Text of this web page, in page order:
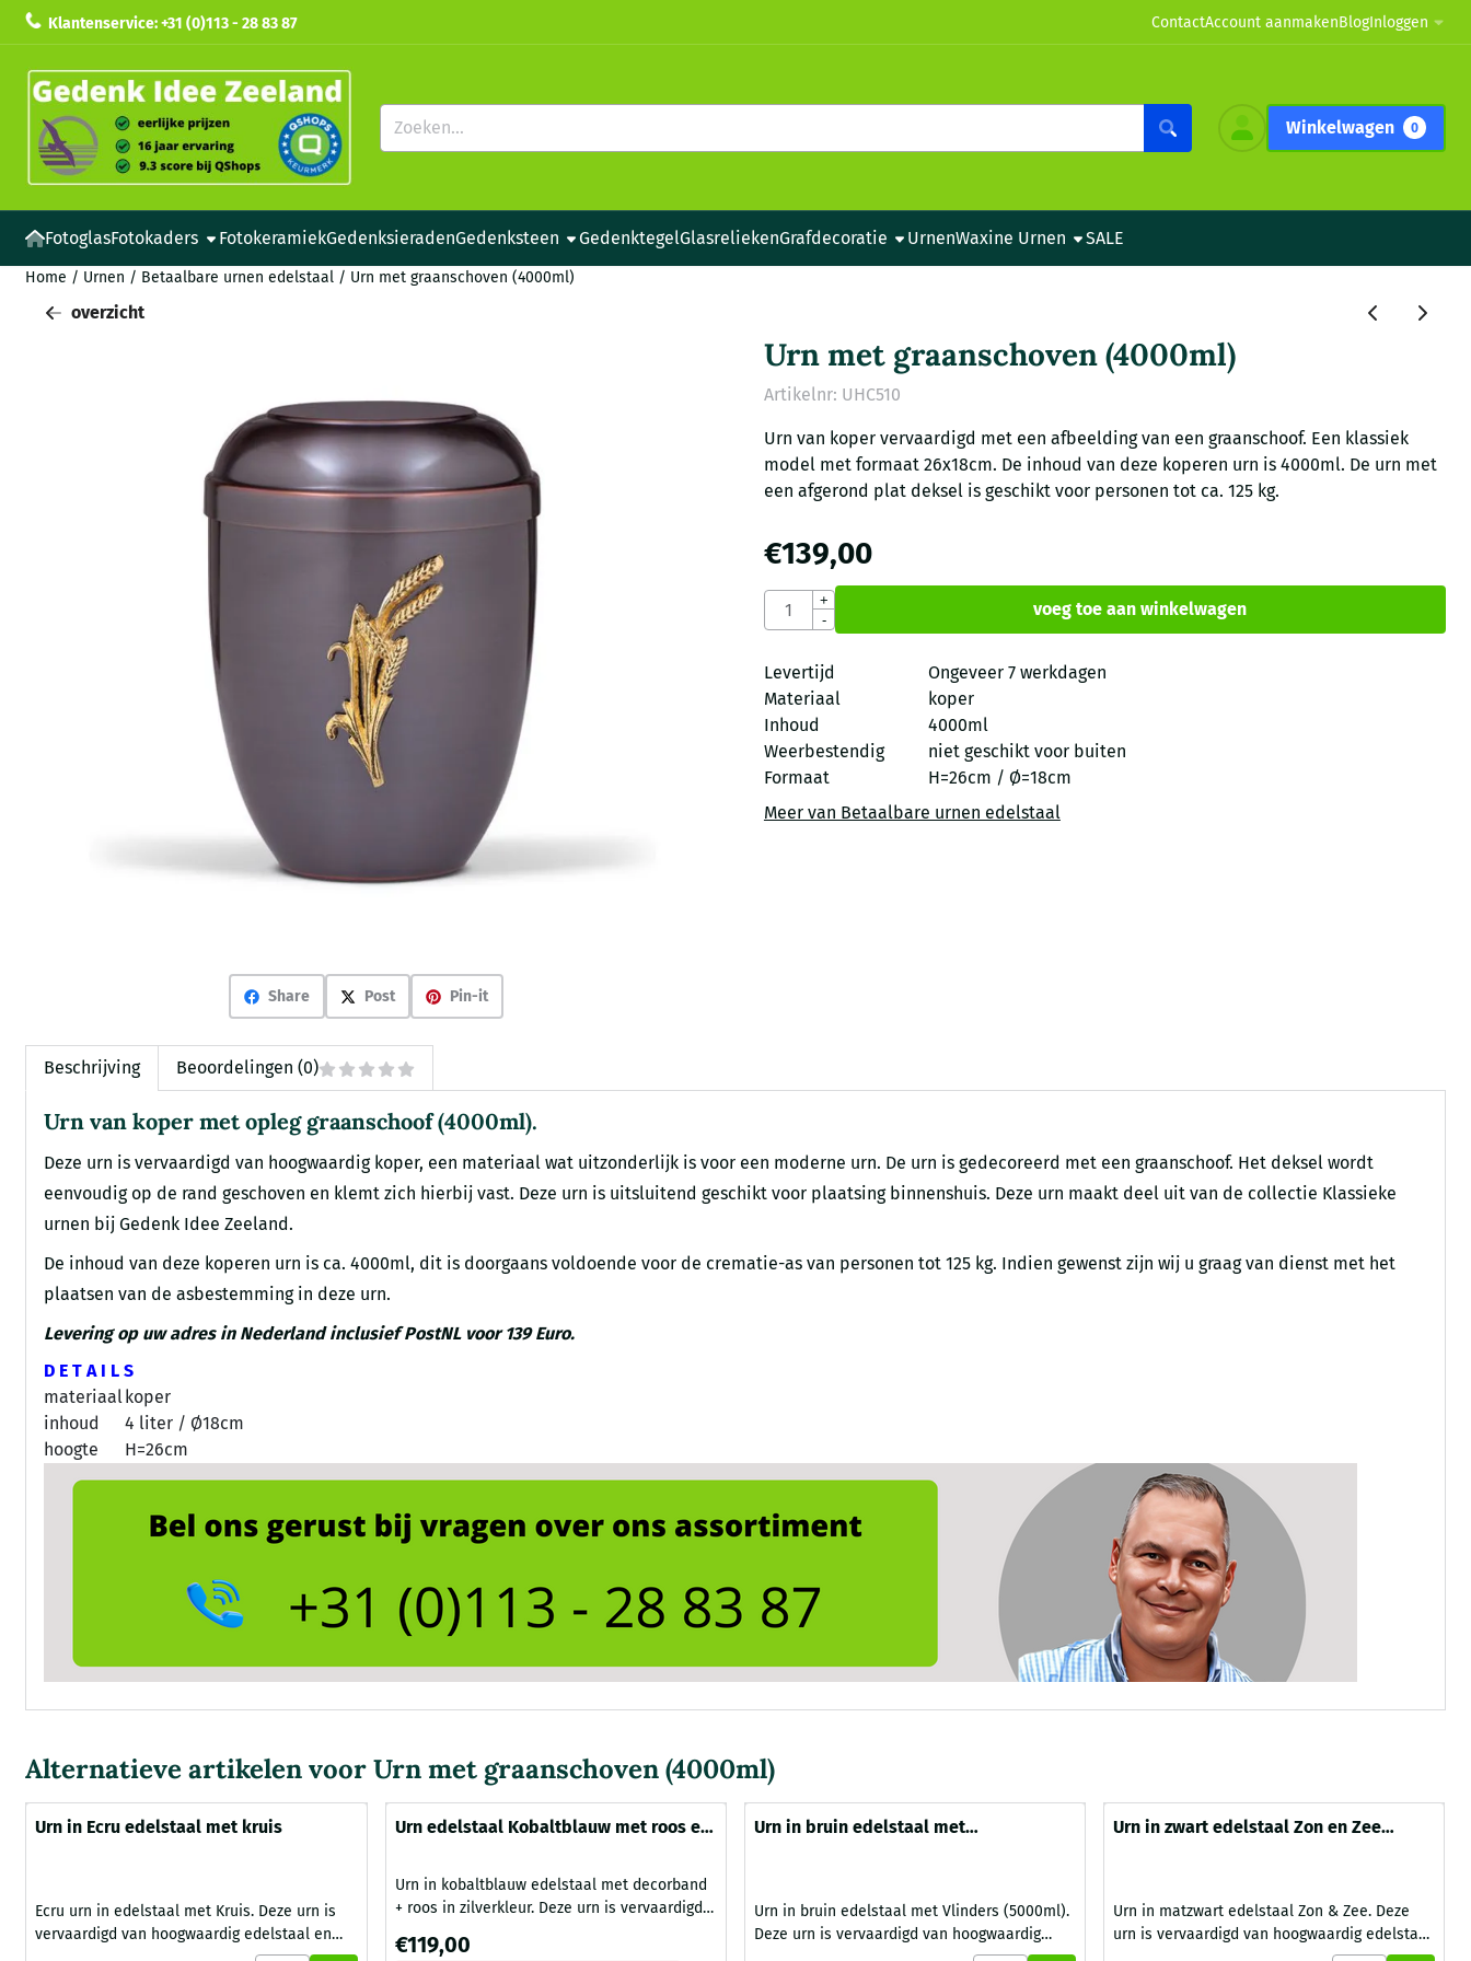
Cookievoorkeuren zijn beschikbaar. Kies instellingen of sta alle cookies toe.
Klantenservice: +31 (0)113 - 28 83 87 ContactAccount aanmakenBlogInloggen
Zoeken
Winkelwagen 0
FotoglasFotokaders FotokeramiekGedenksieradenGedenksteen GedenktegelGlasreliekenGrafdecoratie UrnenWaxine Urnen SALE
Home / Urnen / Betaalbare urnen edelstaal / Urn met graanschoven (4000ml)
overzicht
Share Post Pin-it
Urn met graanschoven (4000ml)
Artikelnr: UHC510
Urn van koper vervaardigd met een afbeelding van een graanschoof. Een klassiek
model met formaat 26x18cm. De inhoud van deze koperen urn is 4000ml. De urn met
een afgerond plat deksel is geschikt voor personen tot ca. 125 kg.
€139,00
Aantal
+
-
voeg toe aan winkelwagen
Levertijd
Ongeveer 7 werkdagen
Materiaal
koper
Inhoud
4000ml
Weerbestendig
niet geschikt voor buiten
Formaat
H=26cm / Ø=18cm
Meer van Betaalbare urnen edelstaal
Beschrijving Beoordelingen (0)
Urn van koper met opleg graanschoof (4000ml).
Deze urn is vervaardigd van hoogwaardig koper, een materiaal wat uitzonderlijk is voor een moderne urn. De urn is gedecoreerd met een graanschoof. Het deksel wordt
eenvoudig op de rand geschoven en klemt zich hierbij vast. Deze urn is uitsluitend geschikt voor plaatsing binnenshuis. Deze urn maakt deel uit van de collectie Klassieke
urnen bij Gedenk Idee Zeeland.
De inhoud van deze koperen urn is ca. 4000ml, dit is doorgaans voldoende voor de crematie-as van personen tot 125 kg. Indien gewenst zijn wij u graag van dienst met het
plaatsen van de asbestemming in deze urn.
Levering op uw adres in Nederland inclusief PostNL voor 139 Euro.
D E T A I L S
materiaalkoper
inhoud
4 liter / Ø18cm
hoogte
H=26cm
Alternatieve artikelen voorUrn met graanschoven (4000ml)
Urn in Ecru edelstaal met kruis
Ecru urn in edelstaal met Kruis. Deze urn is
vervaardigd van hoogwaardig edelstaal en
Urn edelstaal Kobaltblauw met roos en
Urn in kobaltblauw edelstaal met decorband
+ roos in zilverkleur. Deze urn is vervaardigd
fabrikaat. De Kobaltblauwe urn is voorzien
Prijs: 119,00
€119,00
Urn in bruin edelstaal met
Urn in bruin edelstaal met Vlinders (5000ml).
Deze urn is vervaardigd van hoogwaardig
Urn in zwart edelstaal Zon en Zee
Urn in matzwart edelstaal Zon & Zee. Deze
urn is vervaardigd van hoogwaardig edelstaal